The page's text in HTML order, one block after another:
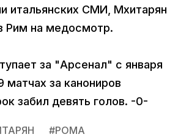
итальянских СМИ, Мхитарян
Рим на медосмотр.
за "Арсенал" с января
матчах за канониров
забил девять голов. -0-
#РОМА